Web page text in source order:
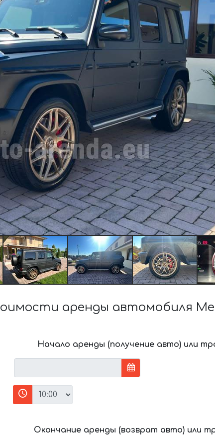
аренды автомобиля
Начало аренды (получение авто) или
Окончание аренды (возврат авто) или